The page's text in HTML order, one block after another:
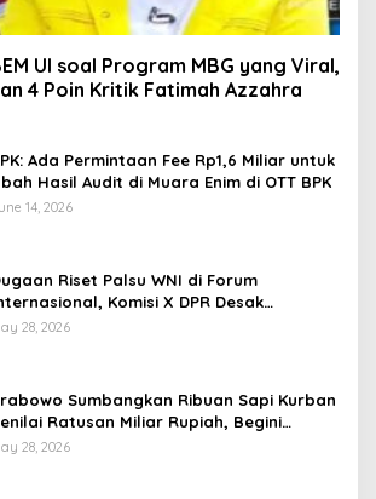
UI soal Program MBG yang Viral,
Kini Banjir Pujian 4 Poin Kritik Fatimah Azzahra
Ada Permintaan Fee Rp1,6 Miliar untuk
Hasil Audit di Muara Enim di OTT BPK
14, 2026
Riset Palsu WNI di Forum
Komisi X DPR Desak
dan Penegakan Sanksi Etik
28, 2026
Sumbangkan Ribuan Sapi Kurban
Ratusan Miliar Rupiah, Begini
Menkeu Purbaya
28, 2026